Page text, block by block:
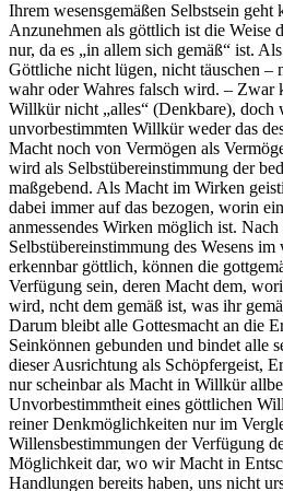
Ihrem wesensgemäßen Selbstsein geht
Anzunehmen als göttlich ist die Weise
nur, da es „in allem sich gemäß“ ist.
Göttliche nicht lügen, nicht täuschen –
wahr oder Wahres falsch wird. – Zwar
Willkür nicht „alles“ (Denkbare), doch
unvorbestimmten Willkür weder das
Macht noch von Vermögen als
wird als Selbstübereinstimmung der
maßgebend. Als Macht im Wirken
dabei immer auf das bezogen, worin
anmessendes Wirken möglich ist.
Selbstübereinstimmung des Wesens
erkennbar göttlich, können die
Verfügung sein, deren Macht dem,
wird, ncht dem gemäß ist, was ihr
Darum bleibt alle Gottesmacht an die
Seinkönnen gebunden und bindet alle
dieser Ausrichtung als Schöpfergeist,
nur scheinbar als Macht in Willkür
Unvorbestimmtheit eines göttlichen
reiner Denkmöglichkeiten nur im
Willensbestimmungen der Verfügung
Möglichkeit dar, wo wir Macht in
Handlungen bereits haben, uns nicht